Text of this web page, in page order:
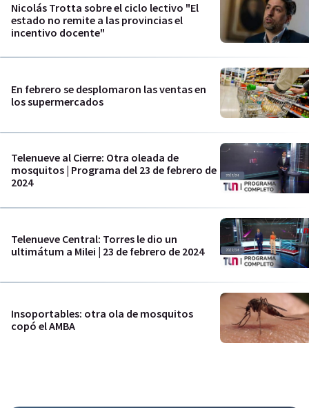
Nicolás Trotta sobre el ciclo lectivo "El
estado no remite a las provincias el
incentivo docente"
En febrero se desplomaron las ventas en
los supermercados
Telenueve al Cierre: Otra oleada de
mosquitos | Programa del 23 de febrero de
2024
Telenueve Central: Torres le dio un
ultimátum a Milei | 23 de febrero de 2024
Insoportables: otra ola de mosquitos
copó el AMBA